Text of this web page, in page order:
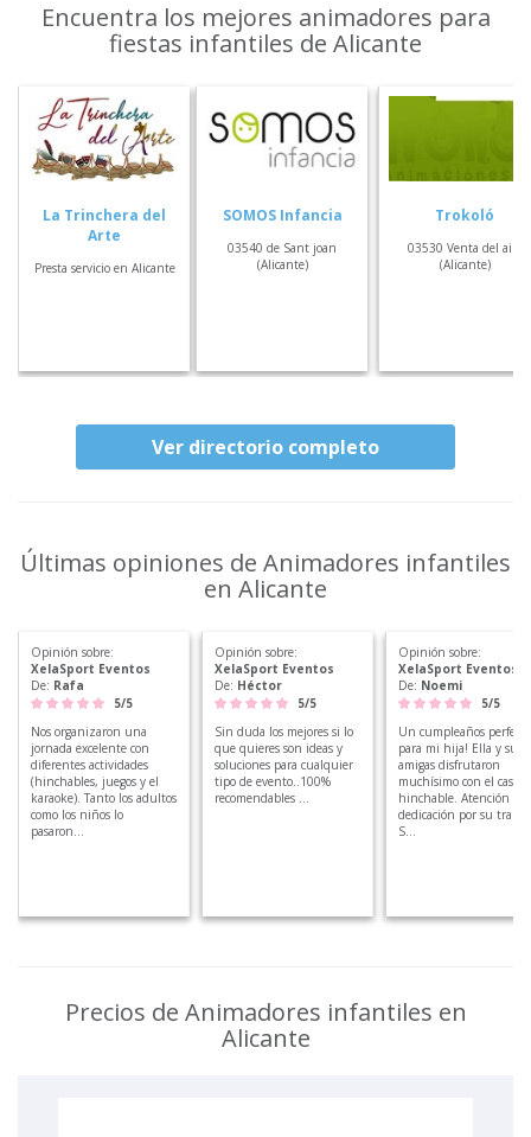
Encuentra los mejores animadores para
fiestas infantiles de Alicante
La Trinchera del
Arte
Presta servicio en Alicante
SOMOS Infancia
03540 de Sant joan
(Alicante)
Trokoló
03530 Venta del aire
(Alicante)
Ver directorio completo
Últimas opiniones de Animadores infantiles
en Alicante
Opinión sobre:
XelaSport Eventos
De: Rafa
5/5
Nos organizaron una
jornada excelente con
diferentes actividades
(hinchables, juegos y el
karaoke). Tanto los adultos
como los niños lo
pasaron...
Opinión sobre:
XelaSport Eventos
De: Héctor
5/5
Sin duda los mejores si lo
que quieres son ideas y
soluciones para cualquier
tipo de evento..100%
recomendables ...
Opinión sobre:
XelaSport Eventos
De: Noemi
5/5
Un cumpleaños perfecto
para mi hija! Ella y sus
amigas disfrutaron
muchísimo con el
hinchable. Atención y
dedicación por su
S...
Precios de Animadores infantiles en
Alicante